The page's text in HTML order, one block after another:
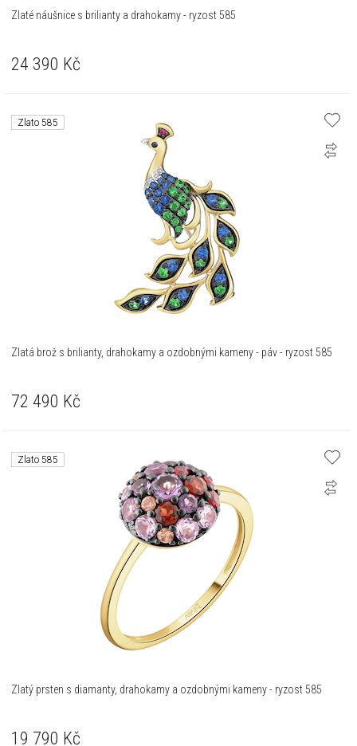
Zlaté náušnice s brilianty a drahokamy - ryzost 585
24 390 Kč
Zlato 585
Zlatá brož s brilianty, drahokamy a ozdobnými kameny - páv - ryzost 585
72 490 Kč
Zlato 585
Zlatý prsten s diamanty, drahokamy a ozdobnými kameny - ryzost 585
19 790 Kč